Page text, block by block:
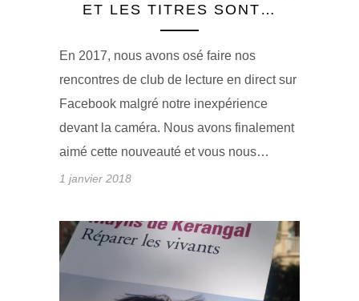
ET LES TITRES SONT…
En 2017, nous avons osé faire nos
rencontres de club de lecture en direct sur
Facebook malgré notre inexpérience
devant la caméra. Nous avons finalement
aimé cette nouveauté et vous nous…
1 janvier 2018